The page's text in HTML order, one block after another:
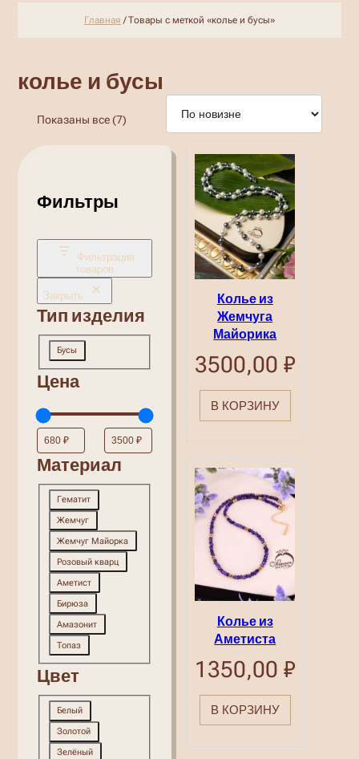
Главная / Товары с меткой «колье и бусы»
колье и бусы
Показаны все (7) Сортировка:
Фильтры
Фильтрация
товаров
Закрыть
Тип изделия
Тип
изделия
Бусы
Цена
Материал
Материал
Гематит
Жемчуг
Жемчуг Майорка
Розовый кварц
Аметист
Бирюза
Амазонит
Топаз
Цвет
Цвет
Белый
Золотой
Зелёный
Колье из
Жемчуга
Майорика
3500,00₽
В КОРЗИНУ
Колье из
Аметиста
1350,00₽
В КОРЗИНУ